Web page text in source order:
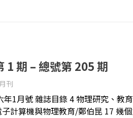
1 期 – 總號第 205 期
刊
年1月號 雜誌目錄 4 物理研究、
計算機與物理教育/鄭伯昆 17 幾